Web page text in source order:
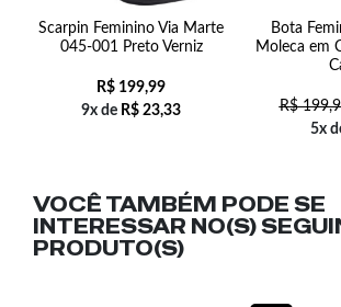
Scarpin Feminino Via Marte
045-001 Preto Verniz
R$ 199,99
9x de R$ 23,33
Bota
Moleca em
R$
5x
VOCÊ TAMBÉM PODE SE
INTERESSAR NO(S)
PRODUTO(S)